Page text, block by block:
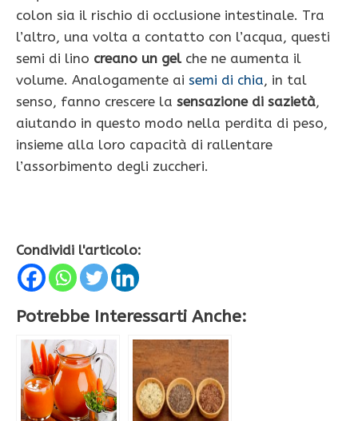
colon sia il rischio di occlusione intestinale. Tra
l’altro, una volta a contatto con l’acqua, questi
semi di lino creano un gelche ne aumenta il
volume. Analogamente ai semi di chia, in tal
senso, fanno crescere la sensazione di sazietà,
aiutando in questo modo nella perdita di peso,
insieme alla loro capacità di rallentare
l’assorbimento degli zuccheri.
Condividi l'articolo:
Potrebbe Interessarti Anche: